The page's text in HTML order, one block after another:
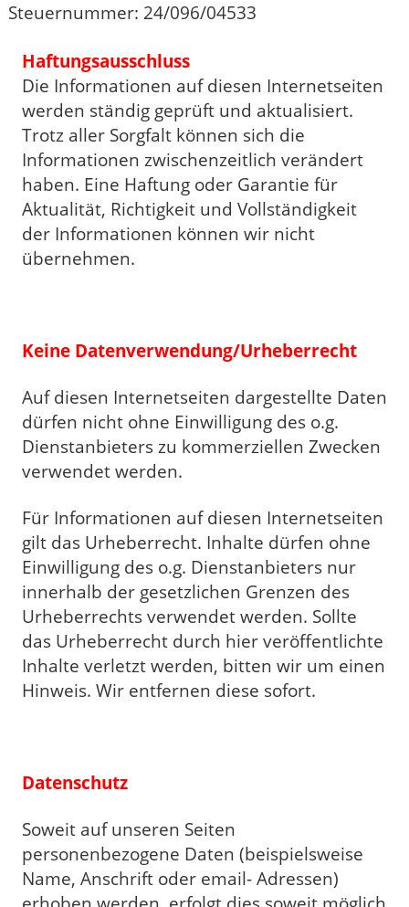
Steuernummer: 24/096/04533
Haftungsausschluss
Die Informationen auf diesen Internetseiten
werden ständig geprüft und aktualisiert.
Trotz aller Sorgfalt können sich die
Informationen zwischenzeitlich verändert
haben. Eine Haftung oder Garantie für
Aktualität, Richtigkeit und Vollständigkeit
der Informationen können wir nicht
übernehmen.
Keine Datenverwendung/Urheberrecht
Auf diesen Internetseiten dargestellte Daten
dürfen nicht ohne Einwilligung des o.g.
Dienstanbieters zu kommerziellen Zwecken
verwendet werden.
Für Informationen auf diesen Internetseiten
gilt das Urheberrecht. Inhalte dürfen ohne
Einwilligung des o.g. Dienstanbieters nur
innerhalb der gesetzlichen Grenzen des
Urheberrechts verwendet werden. Sollte
das Urheberrecht durch hier veröffentlichte
Inhalte verletzt werden, bitten wir um einen
Hinweis. Wir entfernen diese sofort.
Datenschutz
Soweit auf unseren Seiten
personenbezogene Daten (beispielsweise
Name, Anschrift oder email- Adressen)